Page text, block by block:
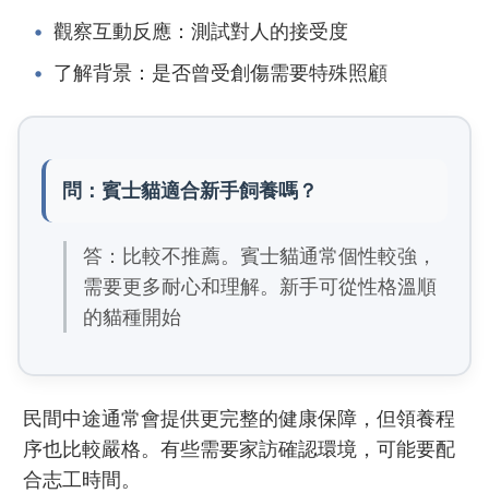
觀察互動反應：測試對人的接受度
了解背景：是否曾受創傷需要特殊照顧
問：賓士貓適合新手飼養嗎？
答：比較不推薦。賓士貓通常個性較強，
需要更多耐心和理解。新手可從性格溫順
的貓種開始
民間中途通常會提供更完整的健康保障，但領養程
序也比較嚴格。有些需要家訪確認環境，可能要配
合志工時間。